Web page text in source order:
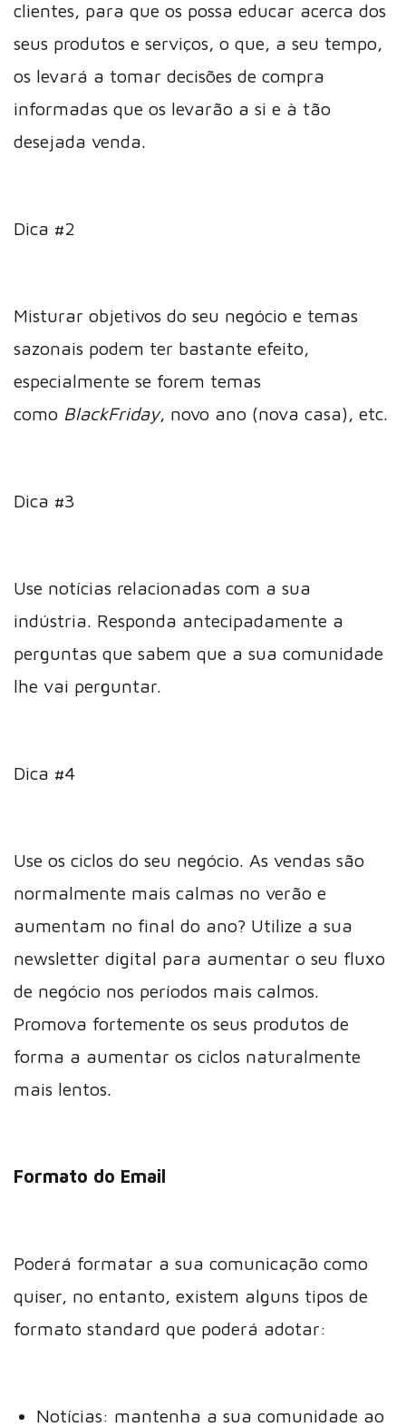
clientes, para que os possa educar acerca dos
seus produtos e serviços, o que, a seu tempo,
os levará a tomar decisões de compra
informadas que os levarão a si e à tão
desejada venda.
Dica #2
Misturar objetivos do seu negócio e temas
sazonais podem ter bastante efeito,
especialmente se forem temas
como BlackFriday, novo ano (nova casa), etc.
Dica #3
Use notícias relacionadas com a sua
indústria. Responda antecipadamente a
perguntas que sabem que a sua comunidade
lhe vai perguntar.
Dica #4
Use os ciclos do seu negócio. As vendas são
normalmente mais calmas no verão e
aumentam no final do ano? Utilize a sua
newsletter digital para aumentar o seu fluxo
de negócio nos períodos mais calmos.
Promova fortemente os seus produtos de
forma a aumentar os ciclos naturalmente
mais lentos.
Formato do Email
Poderá formatar a sua comunicação como
quiser, no entanto, existem alguns tipos de
formato standard que poderá adotar:
Notícias: mantenha a sua comunidade ao